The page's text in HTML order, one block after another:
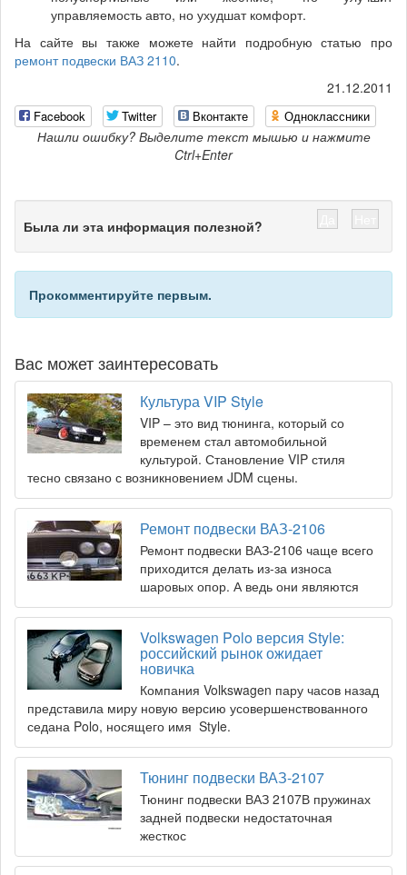
управляемость авто, но ухудшат комфорт.
На сайте вы также можете найти подробную статью про
ремонт подвески ВАЗ 2110.
21.12.2011
Facebook Twitter Вконтакте Одноклассники
Нашли ошибку? Выделите текст мышью и нажмите
Ctrl+Enter
Была ли эта информация полезной?
Прокомментируйте первым.
Вас может заинтересовать
Культура VIP Style
VIP – это вид тюнинга, который со
временем стал автомобильной
культурой. Становление VIP стиля
тесно связано с возникновением JDM сцены.
Ремонт подвески ВАЗ-2106
Ремонт подвески ВАЗ-2106 чаще всего
приходится делать из-за износа
шаровых опор. А ведь они являются
Volkswagen Polo версия Style:
российский рынок ожидает
новичка
Компания Volkswagen пару часов назад
представила миру новую версию усовершенствованного
седана Polo, носящего имя Style.
Тюнинг подвески ВАЗ-2107
Тюнинг подвески ВАЗ 2107В пружинах
задней подвески недостаточная
жесткос